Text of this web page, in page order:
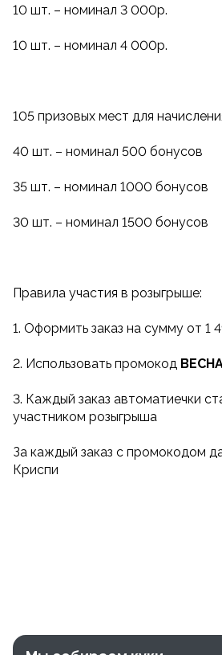
10 шт. – номинал 3 000р.
10 шт. – номинал 4 000р.
105 призовых мест для
40 шт. – номинал 500 бонусов
35 шт. – номинал 1000 бонусов
30 шт. – номинал 1500 бонусов
Правила участия в розыгрыше:
1. Оформить заказ на сумму от 1
2. Использовать промокод
3. Каждый заказ автоматиечки
участником розыгрыша
За каждый заказ с промокодом
Криспи